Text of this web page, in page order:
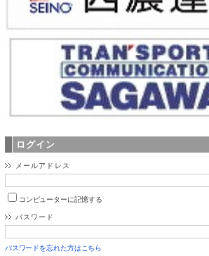
ログイン
メールアドレス
コンピューターに記憶する
パスワード
パスワードを忘れた方はこちら